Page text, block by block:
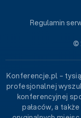
©
Regulamin
Konferencje.pl –
profesjonalnej
konferencyjnej
pałaców, a